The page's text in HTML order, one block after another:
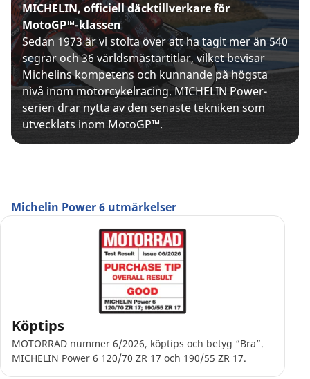
MICHELIN, officiell däcktillverkare för
MotoGP™-klassen
Sedan 1973 är vi stolta över att ha tagit mer än 540
segrar och 36 världsmästartitlar, vilket bevisar
Michelins kompetens och kunnande på högsta
nivå inom motorcykelracing. MICHELIN Power-
serien drar nytta av den senaste tekniken som
utvecklats inom MotoGP™.
Michelin Power 6 utmärkelser
Köptips
MOTORRAD nummer 6/2026, köptips och betyg “Bra”.
MICHELIN Power 6 120/70 ZR 17 och 190/55 ZR 17.